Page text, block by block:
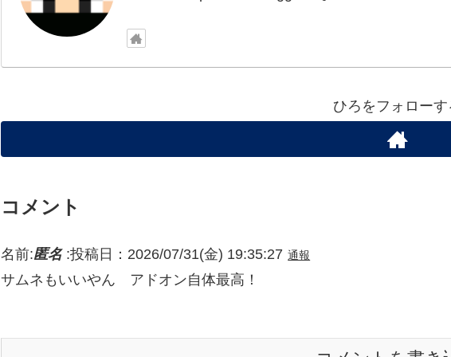
ひろをフォローす
コメント
名前:匿名:投稿日：2026/07/31(金) 19:35:27 通報
サムネもいいやん アドオン自体最高！